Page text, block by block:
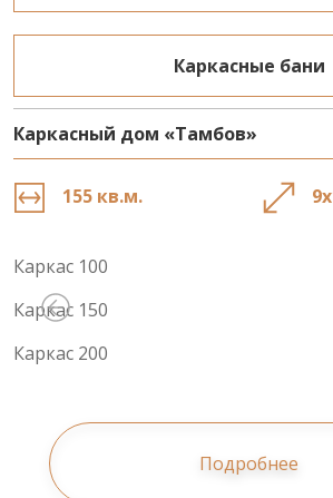
Каркасные бани
Каркасный дом «Тамбов»
155 кв.м.
Каркас 100
Каркас 150
Каркас 200
Подробнее